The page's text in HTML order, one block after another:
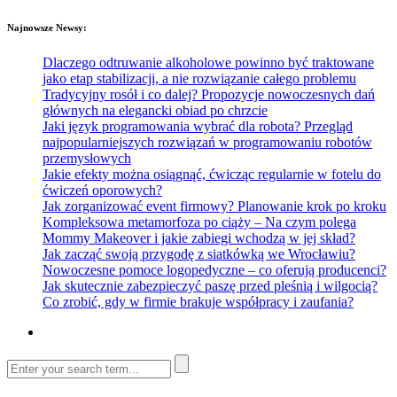
Najnowsze Newsy:
Dlaczego odtruwanie alkoholowe powinno być traktowane
jako etap stabilizacji, a nie rozwiązanie całego problemu
Tradycyjny rosół i co dalej? Propozycje nowoczesnych dań
głównych na elegancki obiad po chrzcie
Jaki język programowania wybrać dla robota? Przegląd
najpopularniejszych rozwiązań w programowaniu robotów
przemysłowych
Jakie efekty można osiągnąć, ćwicząc regularnie w fotelu do
ćwiczeń oporowych?
Jak zorganizować event firmowy? Planowanie krok po kroku
Kompleksowa metamorfoza po ciąży – Na czym polega
Mommy Makeover i jakie zabiegi wchodzą w jej skład?
Jak zacząć swoją przygodę z siatkówką we Wrocławiu?
Nowoczesne pomoce logopedyczne – co oferują producenci?
Jak skutecznie zabezpieczyć paszę przed pleśnią i wilgocią?
Co zrobić, gdy w firmie brakuje współpracy i zaufania?